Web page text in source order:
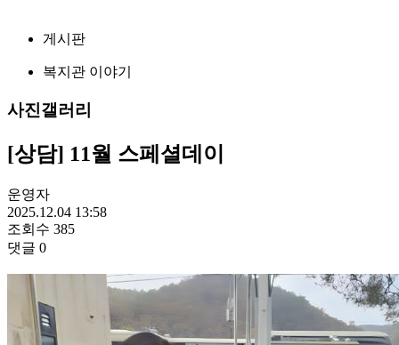
게시판
복지관 이야기
사진갤러리
[상담] 11월 스페셜데이
운영자
2025.12.04 13:58
조회수 385
댓글 0